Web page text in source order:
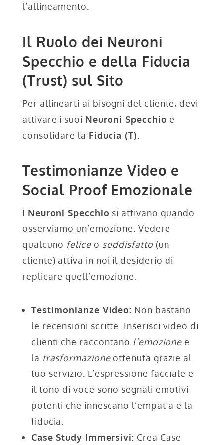
l’allineamento.
Il Ruolo dei Neuroni
Specchio e della Fiducia
(Trust) sul Sito
Per allinearti ai bisogni del cliente, devi
attivare i suoi Neuroni Specchio e
consolidare la Fiducia (T)
Testimonianze Video e
Social Proof Emozionale
I Neuroni Specchio si attivano quando
osserviamo un’emozione. Vedere
qualcuno feliceo soddisfatto(un
cliente) attiva in noi il desiderio di
replicare quell’emozione.
Testimonianze Video: Non bastano
le recensioni scritte. Inserisci video di
clienti che raccontano l’emozionee
la trasformazioneottenuta grazie al
tuo servizio. L’espressione facciale e
il tono di voce sono segnali emotivi
potenti che innescano l’empatia e la
fiducia.
Case Study Immersivi: Crea Case